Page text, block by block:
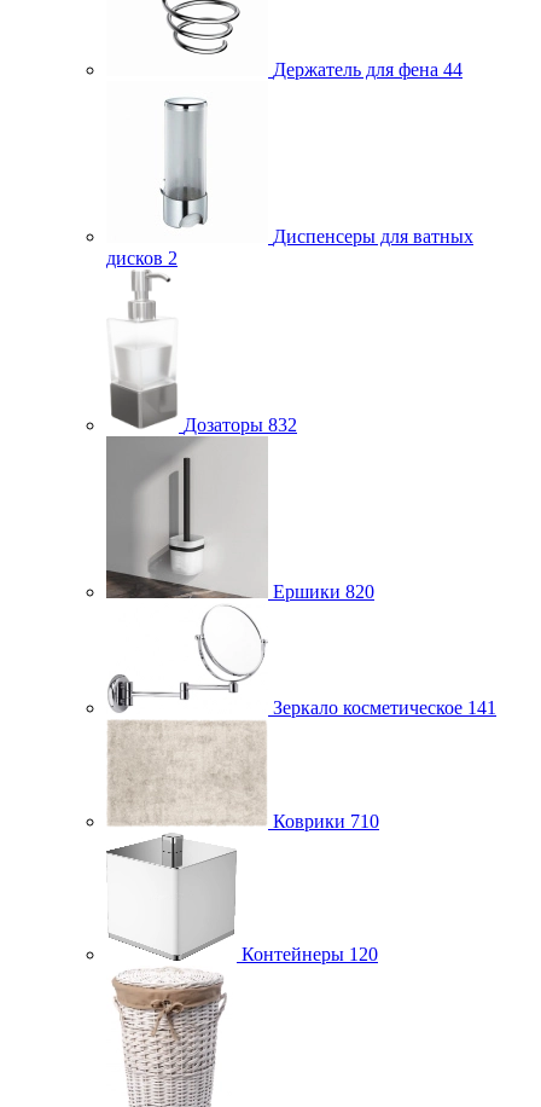
Держатель для фена 44
Диспенсеры для ватных
дисков 2
Дозаторы 832
Ершики 820
Зеркало косметическое 141
Коврики 710
Контейнеры 120